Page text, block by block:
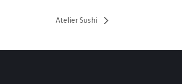
Atelier Sushi